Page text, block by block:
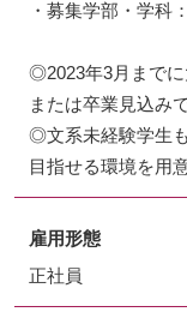
・募集学部・学科
◎2023年3月までに
または卒業見込み
◎文系未経験学生
目指せる環境を用
雇用形態
正社員